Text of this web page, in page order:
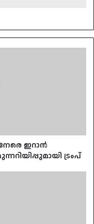
ഇറാൻ
ട്രംപ്‌